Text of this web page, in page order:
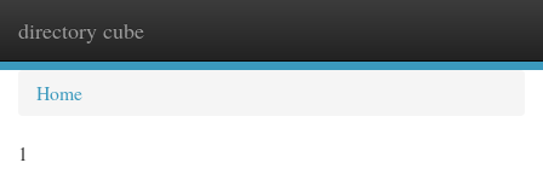
directory cube
Home
1